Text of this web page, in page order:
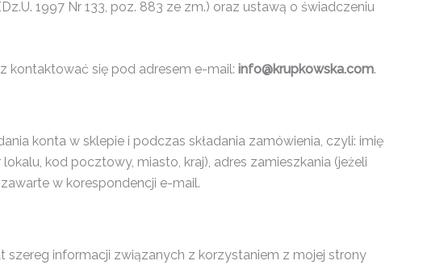
1997 Nr 133, poz. 883 ze zm.) oraz ustawą o świadczeniu
kontaktować się pod adresem e-mail: info@krupkowska.com.
konta w sklepie i podczas składania zamówienia, czyli: imię
kod pocztowy, miasto, kraj), adres zamieszkania (jeżeli
w korespondencji e-mail.
szereg informacji związanych z korzystaniem z mojej strony